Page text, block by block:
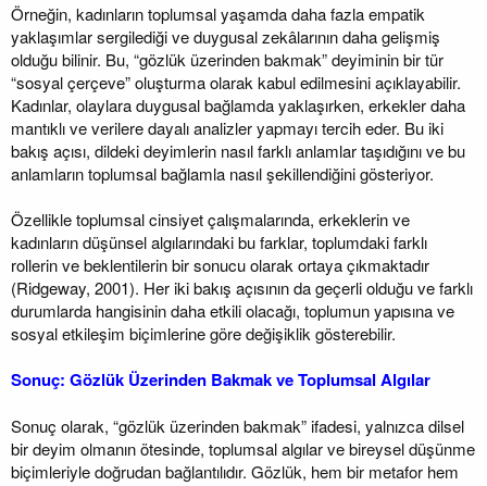
Örneğin, kadınların toplumsal yaşamda daha fazla empatik
yaklaşımlar sergilediği ve duygusal zekâlarının daha gelişmiş
olduğu bilinir. Bu, “gözlük üzerinden bakmak” deyiminin bir tür
“sosyal çerçeve” oluşturma olarak kabul edilmesini açıklayabilir.
Kadınlar, olaylara duygusal bağlamda yaklaşırken, erkekler daha
mantıklı ve verilere dayalı analizler yapmayı tercih eder. Bu iki
bakış açısı, dildeki deyimlerin nasıl farklı anlamlar taşıdığını ve bu
anlamların toplumsal bağlamla nasıl şekillendiğini gösteriyor.
Özellikle toplumsal cinsiyet çalışmalarında, erkeklerin ve
kadınların düşünsel algılarındaki bu farklar, toplumdaki farklı
rollerin ve beklentilerin bir sonucu olarak ortaya çıkmaktadır
(Ridgeway, 2001). Her iki bakış açısının da geçerli olduğu ve farklı
durumlarda hangisinin daha etkili olacağı, toplumun yapısına ve
sosyal etkileşim biçimlerine göre değişiklik gösterebilir.
Sonuç: Gözlük Üzerinden Bakmak ve Toplumsal Algılar
Sonuç olarak, “gözlük üzerinden bakmak” ifadesi, yalnızca dilsel
bir deyim olmanın ötesinde, toplumsal algılar ve bireysel düşünme
biçimleriyle doğrudan bağlantılıdır. Gözlük, hem bir metafor hem